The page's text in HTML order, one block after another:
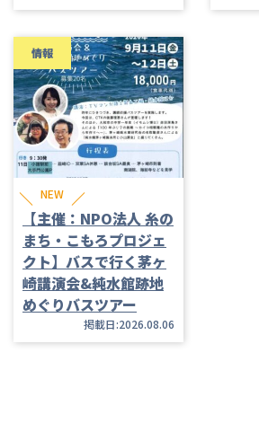
情報
NEW
【主催：NPO法人 糸の
まち・こもろプロジェ
クト】バスで行く茅ヶ
崎講演会&純水館跡地
めぐりバスツアー
掲載日:2026.08.06